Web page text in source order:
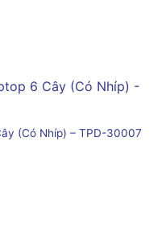
(Có Nhíp) – TPD-30007